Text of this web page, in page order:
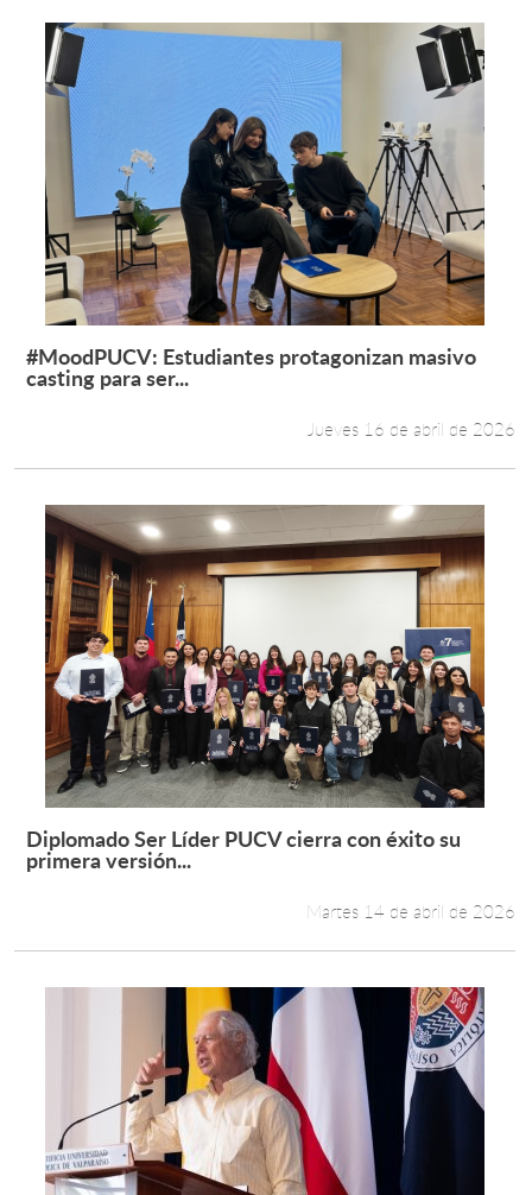
Leer más +
#MoodPUCV: Estudiantes protagonizan masivo
casting para ser...
Jueves 16 de abril de 2026
Leer más +
Diplomado Ser Líder PUCV cierra con éxito su
primera versión...
Martes 14 de abril de 2026